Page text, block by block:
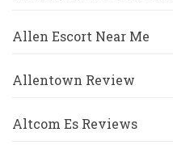
Allen Escort Near Me
Allentown Review
Altcom Es Reviews